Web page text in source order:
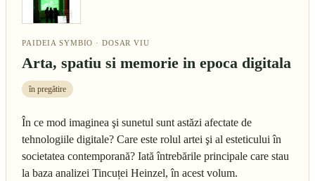
PAIDEIA SYMBIO · DOSAR VIU
Arta, spatiu si memorie in epoca digitala
în pregătire
În ce mod imaginea şi sunetul sunt astăzi afectate de
tehnologiile digitale? Care este rolul artei şi al esteticului în
societatea contemporană? Iată întrebările principale care stau
la baza analizei Tincuței Heinzel, în acest volum.